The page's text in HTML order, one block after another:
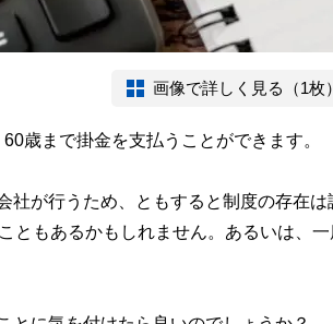
画像で詳しく見る（1枚）
歳まで掛金を支払うことができます。
社が行うため、ともすると制度の存在
ともあるかもしれません。あるいは、